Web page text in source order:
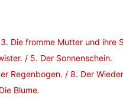
Die fromme Mutter und ihre
/ 5. Der Sonnenschein.
Regenbogen. / 8. Der
Blume.